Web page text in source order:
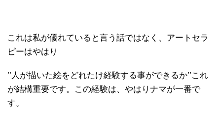
これは私が優れていると言う話ではなく、アートセラ
ピーはやはり
’’人が描いた絵をどれたけ経験する事ができるか’’これ
が結構重要です。この経験は、やはりナマが一番で
す。